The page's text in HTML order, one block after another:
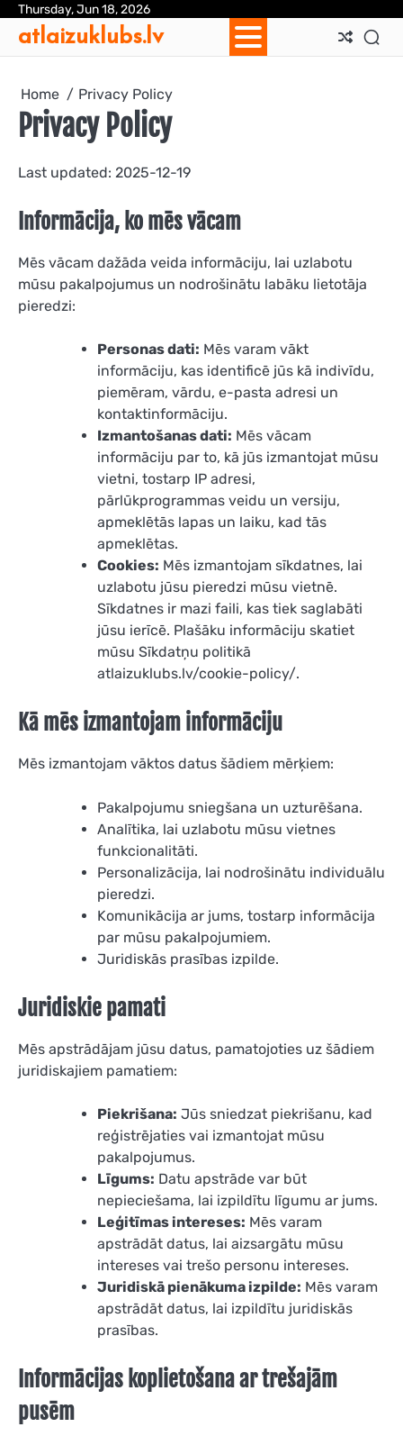
Skip
content
Thursday, Jun 18, 2026
atlaizuklubs.lv
Home Privacy Policy
Privacy Policy
Last updated: 2025-12-19
Informācija, ko mēs vācam
Mēs vācam dažāda veida informāciju, lai uzlabotu
mūsu pakalpojumus un nodrošinātu labāku lietotāja
pieredzi:
Personas dati: Mēs varam vākt
informāciju, kas identificē jūs kā indivīdu,
piemēram, vārdu, e-pasta adresi un
kontaktinformāciju.
Izmantošanas dati: Mēs vācam
informāciju par to, kā jūs izmantojat mūsu
vietni, tostarp IP adresi,
pārlūkprogrammas veidu un versiju,
apmeklētās lapas un laiku, kad tās
apmeklētas.
Cookies: Mēs izmantojam sīkdatnes, lai
uzlabotu jūsu pieredzi mūsu vietnē.
Sīkdatnes ir mazi faili, kas tiek saglabāti
jūsu ierīcē. Plašāku informāciju skatiet
mūsu Sīkdatņu politikā
atlaizuklubs.lv/cookie-policy/.
Kā mēs izmantojam informāciju
Mēs izmantojam vāktos datus šādiem mērķiem:
Pakalpojumu sniegšana un uzturēšana.
Analītika, lai uzlabotu mūsu vietnes
funkcionalitāti.
Personalizācija, lai nodrošinātu individuālu
pieredzi.
Komunikācija ar jums, tostarp informācija
par mūsu pakalpojumiem.
Juridiskās prasības izpilde.
Juridiskie pamati
Mēs apstrādājam jūsu datus, pamatojoties uz šādiem
juridiskajiem pamatiem:
Piekrišana: Jūs sniedzat piekrišanu, kad
reģistrējaties vai izmantojat mūsu
pakalpojumus.
Līgums: Datu apstrāde var būt
nepieciešama, lai izpildītu līgumu ar jums.
Leģitīmas intereses: Mēs varam
apstrādāt datus, lai aizsargātu mūsu
intereses vai trešo personu intereses.
Juridiskā pienākuma izpilde: Mēs varam
apstrādāt datus, lai izpildītu juridiskās
prasības.
Informācijas koplietošana ar trešajām
pusēm